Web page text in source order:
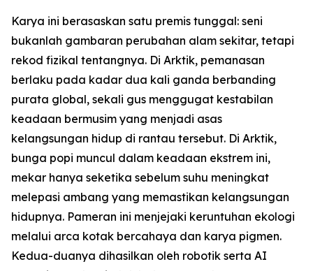
Karya ini berasaskan satu premis tunggal: seni
bukanlah gambaran perubahan alam sekitar, tetapi
rekod fizikal tentangnya. Di Arktik, pemanasan
berlaku pada kadar dua kali ganda berbanding
purata global, sekali gus menggugat kestabilan
keadaan bermusim yang menjadi asas
kelangsungan hidup di rantau tersebut. Di Arktik,
bunga popi muncul dalam keadaan ekstrem ini,
mekar hanya seketika sebelum suhu meningkat
melepasi ambang yang memastikan kelangsungan
hidupnya. Pameran ini menjejaki keruntuhan ekologi
melalui arca kotak bercahaya dan karya pigmen.
Kedua-duanya dihasilkan oleh robotik serta AI